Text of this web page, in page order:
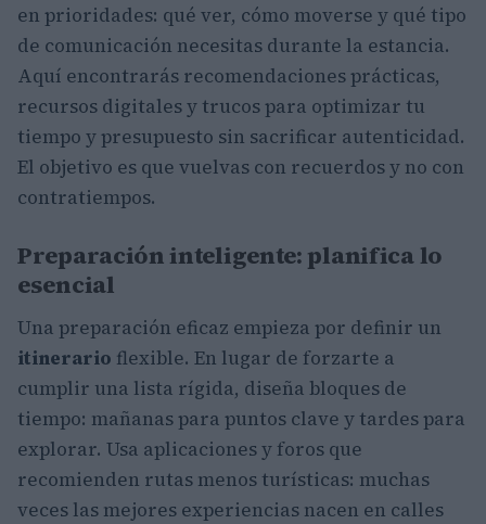
en prioridades: qué ver, cómo moverse y qué tipo
de comunicación necesitas durante la estancia.
Aquí encontrarás recomendaciones prácticas,
recursos digitales y trucos para optimizar tu
tiempo y presupuesto sin sacrificar autenticidad.
El objetivo es que vuelvas con recuerdos y no con
contratiempos.
Preparación inteligente: planifica lo
esencial
Una preparación eficaz empieza por definir un
itinerario flexible. En lugar de forzarte a
cumplir una lista rígida, diseña bloques de
tiempo: mañanas para puntos clave y tardes para
explorar. Usa aplicaciones y foros que
recomienden rutas menos turísticas: muchas
veces las mejores experiencias nacen en calles